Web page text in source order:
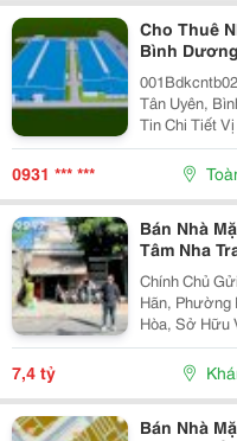
Cho Thuê
Bình
001Bdkcntb020625 Cho Thuê Nhà
Tân Uyên,
Tin Chi Tiết
Tổng Diện Tích
Sử Dụng
0931 *** ***
Bán Nhà
Tâm Nha
Tỷ
Chính Chủ
Hãn, Phường
Hòa, Sở Hữu
Cửa Hàng,
7,4 tỷ
Bán Nhà